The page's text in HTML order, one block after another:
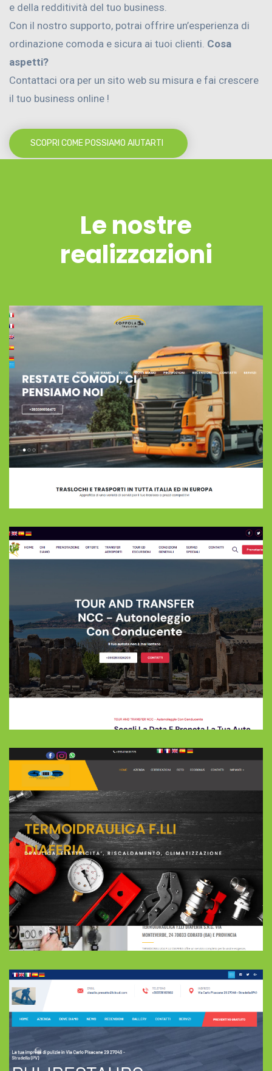
e della redditività del tuo business.
Con il nostro supporto, potrai offrire un’esperienza di
ordinazione comoda e sicura ai tuoi clienti. Cosa
aspetti?
Contattaci ora per un sito web su misura e fai crescere
il tuo business online !
SCOPRI COME POSSIAMO AIUTARTI
Le nostre
realizzazioni